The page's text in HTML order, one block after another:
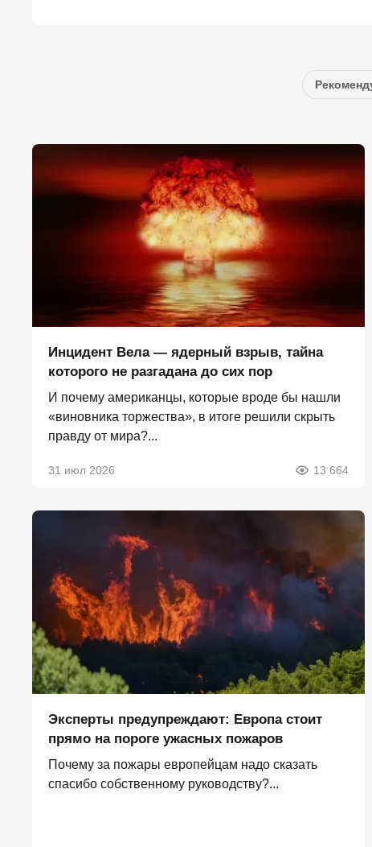
Инцидент Вела — ядерный взрыв, тайна
которого не разгадана до сих пор
И почему американцы, которые вроде бы нашли
«виновника торжества», в итоге решили скрыть
правду от мира?...
31 июл 2026 13 664
Эксперты предупреждают: Европа стоит
прямо на пороге ужасных пожаров
Почему за пожары европейцам надо сказать
спасибо собственному руководству?...